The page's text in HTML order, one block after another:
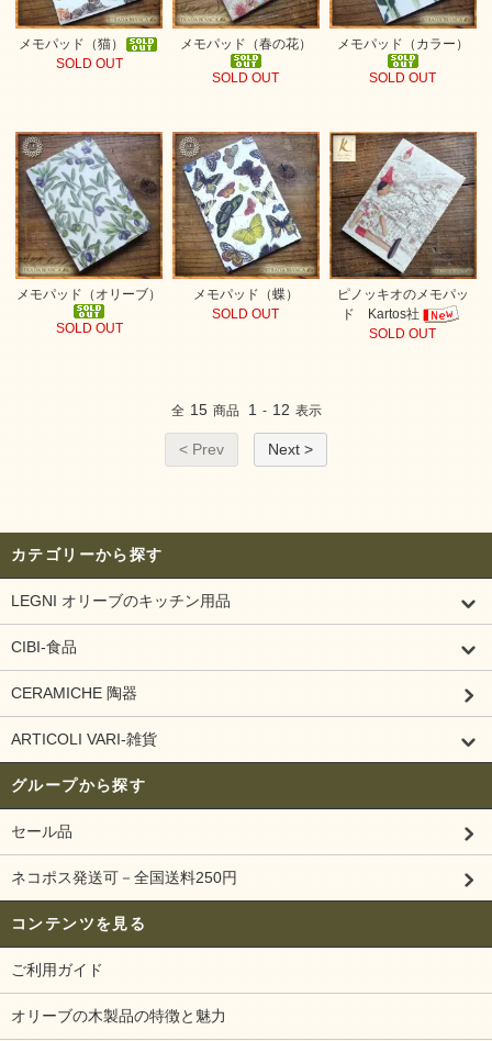
メモパッド（猫）
SOLD OUT
メモパッド（春の花）
SOLD OUT
メモパッド（カラー）
SOLD OUT
メモパッド（オリーブ）
SOLD OUT
メモパッド（蝶）
SOLD OUT
ピノッキオのメモパッ
ド Kartos社
SOLD OUT
全 15 商品 1 - 12 表示
< Prev Next >
カテゴリーから探す
LEGNI オリーブのキッチン用品
CIBI-食品
CERAMICHE 陶器
ARTICOLI VARI-雑貨
グループから探す
セール品
ネコポス発送可－全国送料250円
コンテンツを見る
ご利用ガイド
オリーブの木製品の特徴と魅力